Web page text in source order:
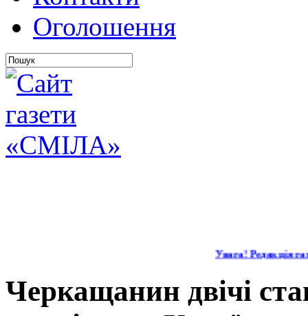
Оголошення
Увага! Редакція
Черкащанин двічі